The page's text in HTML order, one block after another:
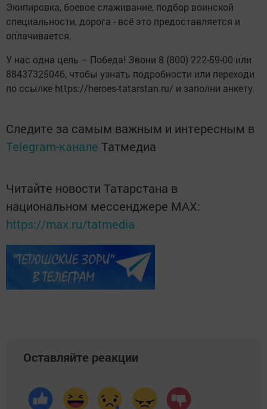
Экипировка, боевое слаживание, подбор воинской
специальности, дорога - всё это предоставляется и
оплачивается.
У нас одна цель – Победа! Звони 8 (800) 222-59-00 или
88437325046, чтобы узнать подробности или переходи
по ссылке https://heroes-tatarstan.ru/ и заполни анкету.
Следите за самым важным и интересным в
Telegram-канале Татмедиа
Читайте новости Татарстана в
национальном мессенджере MАХ:
https://max.ru/tatmedia
Оставляйте реакции